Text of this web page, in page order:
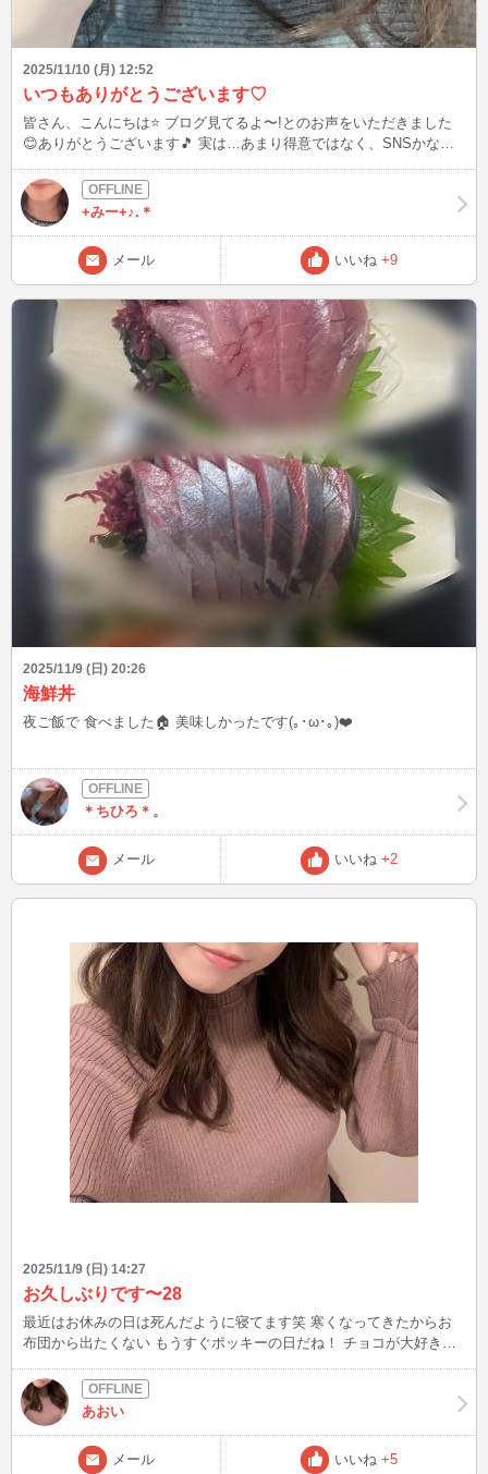
2025/11/10 (月) 12:52
いつもありがとうございます♡
皆さん、こんにちは⭐️ ブログ見てるよ〜!とのお声をいただきました
😊ありがとうございます🎵 実は…あまり得意ではなく、SNSかなり
🎵 【悩みが無くなったようですね✨】 本日本業であるお取引先様が
来社、会ってすぐに言われた一言です! どうやらスピリチュアルを感
じるお方だったようです。 【環境の変化に戸惑いながらもそのまま
の自身でいることが周りを幸せにしますよ。】 何度も伝えさせて下
さい🥹 仲良しさん、皆さんの存在こそ私が輝けます✨いつもありがと
うございます🧡 本日の画像は先日のデジタルパーマの正面です‼️で
も…友人がセットしてくれた感じと違う…😅
+みー+♪.＊
メール いいね +9
2025/11/9 (日) 20:26
海鮮丼
夜ご飯で 食べました🏠 美味しかったです(｡･ω･｡)❤️
＊ちひろ＊。
メール いいね +2
2025/11/9 (日) 14:27
お久しぶりです〜28
最近はお休みの日は死んだように寝てます笑 寒くなってきたからお
布団から出たくない もうすぐポッキーの日だね！ チョコが大好きだ
あおい
メール いいね +5